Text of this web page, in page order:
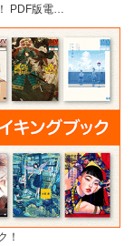
PDF版電…
！